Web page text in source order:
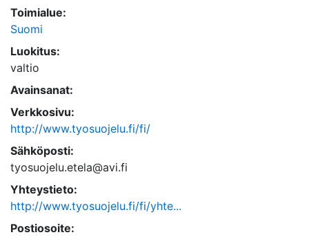
Toimialue:
Suomi
Luokitus:
valtio
Avainsanat:
Verkkosivu:
http://www.tyosuojelu.fi/fi/
Sähköposti:
tyosuojelu.etela@avi.fi
Yhteystieto:
http://www.tyosuojelu.fi/fi/yhte...
Postiosoite: